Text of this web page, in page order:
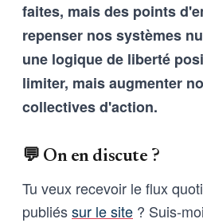
et vice-versa
faites, mais des points
repenser nos systèmes
une logique de liberté
limiter, mais augmenter
collectives d'action.
💬 On en discute ?
Tu veux recevoir le flux
publiéssur le site ? Suis-